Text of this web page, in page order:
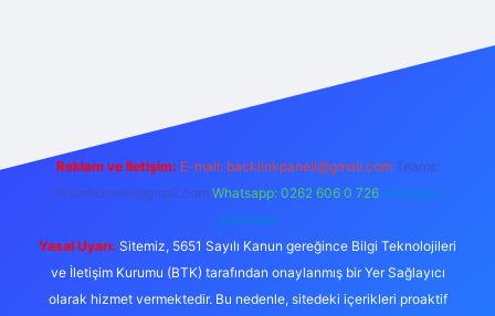
Reklam ve İletişim: E-mail: backlinkpaneli@gmail.com Teams:
forumhizmeti@gmail.com Whatsapp: 0262 606 0 726 Telegram:
@karabul
Yasal Uyarı: Sitemiz, 5651 Sayılı Kanun gereğince Bilgi Teknolojileri
ve İletişim Kurumu (BTK) tarafından onaylanmış bir Yer Sağlayıcı
olarak hizmet vermektedir. Bu nedenle, sitedeki içerikleri proaktif